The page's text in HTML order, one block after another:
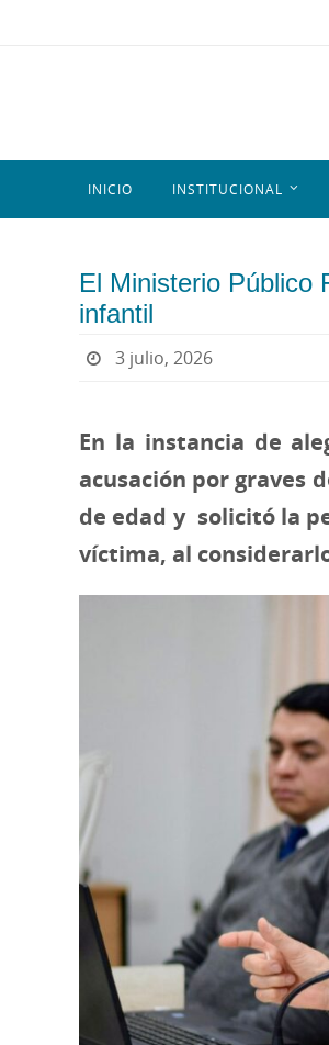
INICIO INSTITUCIONAL
El Ministerio
infantil
3 julio, 2026
En la instancia de
acusación por graves
de edad y solicitó la
víctima, al